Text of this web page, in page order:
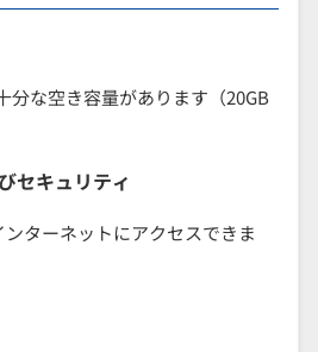
分な空き容量があります（20GB
セキュリティ
ンターネットにアクセスできま